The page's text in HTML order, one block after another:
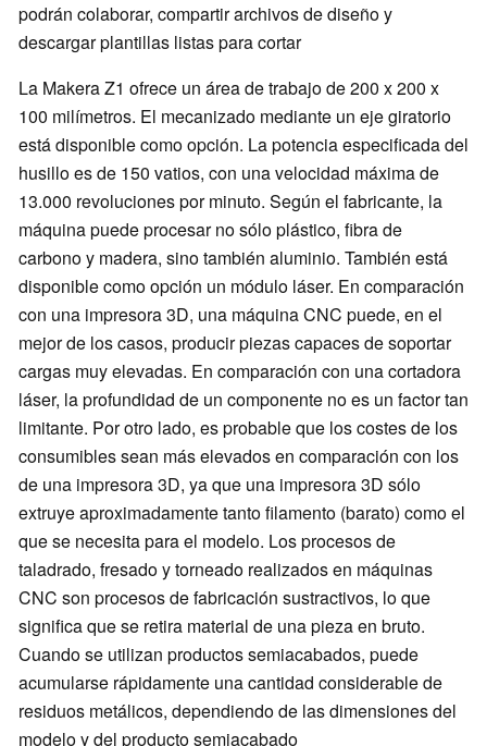
podrán colaborar, compartir archivos de diseño y
descargar plantillas listas para cortar
La Makera Z1 ofrece un área de trabajo de 200 x 200 x
100 milímetros. El mecanizado mediante un eje giratorio
está disponible como opción. La potencia especificada del
husillo es de 150 vatios, con una velocidad máxima de
13.000 revoluciones por minuto. Según el fabricante, la
máquina puede procesar no sólo plástico, fibra de
carbono y madera, sino también aluminio. También está
disponible como opción un módulo láser. En comparación
con una impresora 3D, una máquina CNC puede, en el
mejor de los casos, producir piezas capaces de soportar
cargas muy elevadas. En comparación con una cortadora
láser, la profundidad de un componente no es un factor tan
limitante. Por otro lado, es probable que los costes de los
consumibles sean más elevados en comparación con los
de una impresora 3D, ya que una impresora 3D sólo
extruye aproximadamente tanto filamento (barato) como el
que se necesita para el modelo. Los procesos de
taladrado, fresado y torneado realizados en máquinas
CNC son procesos de fabricación sustractivos, lo que
significa que se retira material de una pieza en bruto.
Cuando se utilizan productos semiacabados, puede
acumularse rápidamente una cantidad considerable de
residuos metálicos, dependiendo de las dimensiones del
modelo y del producto semiacabado